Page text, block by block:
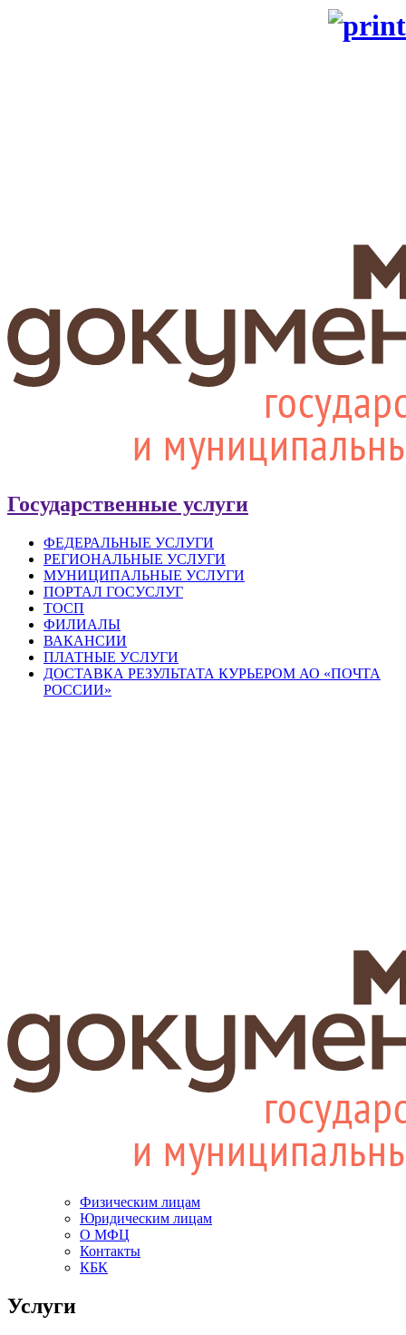
Государственные услуги
ФЕДЕРАЛЬНЫЕ УСЛУГИ
РЕГИОНАЛЬНЫЕ УСЛУГИ
МУНИЦИПАЛЬНЫЕ УСЛУГИ
ПОРТАЛ ГОСУСЛУГ
ТОСП
ФИЛИАЛЫ
ВАКАНСИИ
ПЛАТНЫЕ УСЛУГИ
ДОСТАВКА РЕЗУЛЬТАТА КУРЬЕРОМ АО «ПОЧТА
РОССИИ»
Физическим лицам
Юридическим лицам
О МФЦ
Контакты
КБК
Услуги